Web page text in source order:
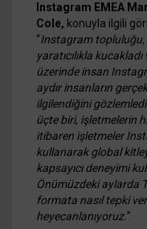
Instagram EMEA
Cole, konuyla ilgili
“Instagram
yaratıcılıkla
üzerinde insan
aydır insanların
ilgilendiğini
üçte biri, işletmelerin
itibaren işletmeler
kullanarak global
kapsayıcı deneyimi
Önümüzdeki aylarda
formata nasıl tepki
heyecanlanıyoruz.”